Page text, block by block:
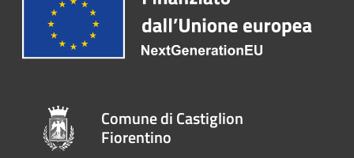
Comune di Castiglion
Fiorentino